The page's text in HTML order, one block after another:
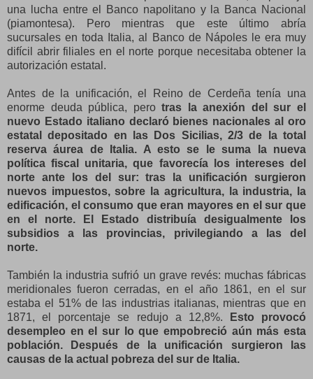
una lucha entre el Banco napolitano y la Banca Nacional
(piamontesa). Pero mientras que este último abría
sucursales en toda Italia, al Banco de Nápoles le era muy
difícil abrir filiales en el norte porque necesitaba obtener la
autorización estatal.
Antes de la unificación, el Reino de Cerdeña tenía una
enorme deuda pública, perotras la anexión del sur el
nuevo Estado italiano declaró bienes nacionales al oro
estatal depositado en las Dos Sicilias, 2/3 de la total
reserva áurea de Italia. A esto se le suma la nueva
política fiscal unitaria, que favorecía los intereses del
norte ante los del sur: tras la unificación surgieron
nuevos impuestos, sobre la agricultura, la industria, la
edificación, el consumo que eran mayores en el sur que
en el norte. El Estado distribuía desigualmente los
subsidios a las provincias, privilegiando a las del
norte.
También la industria sufrió un grave revés: muchas fábricas
meridionales fueron cerradas, en el año 1861, en el sur
estaba el 51% de las industrias italianas, mientras que en
1871, el porcentaje se redujo a 12,8%. Esto provocó
desempleo en el sur lo que empobreció aún más esta
población. Después de la unificación surgieron las
causas de la actual pobreza del sur de Italia.